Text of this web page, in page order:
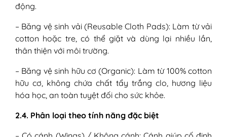
động.
– Băng vệ sinh vải (Reusable Cloth Pads): Làm từ vải
cotton hoặc tre, có thể giặt và dùng lại nhiều lần,
thân thiện với môi trường.
– Băng vệ sinh hữu cơ (Organic): Làm từ 100% cotton
hữu cơ, không chứa chất tẩy trắng clo, hương liệu
hóa học, an toàn tuyệt đối cho sức khỏe.
2.4. Phân loại theo tính năng đặc biệt